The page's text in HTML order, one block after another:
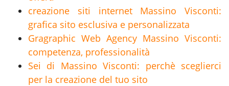
creazione siti internet Massino Visconti:
grafica sito esclusiva e personalizzata
Gragraphic Web Agency Massino Visconti:
competenza, professionalità
Sei di Massino Visconti: perchè sceglierci
per la creazione del tuo sito